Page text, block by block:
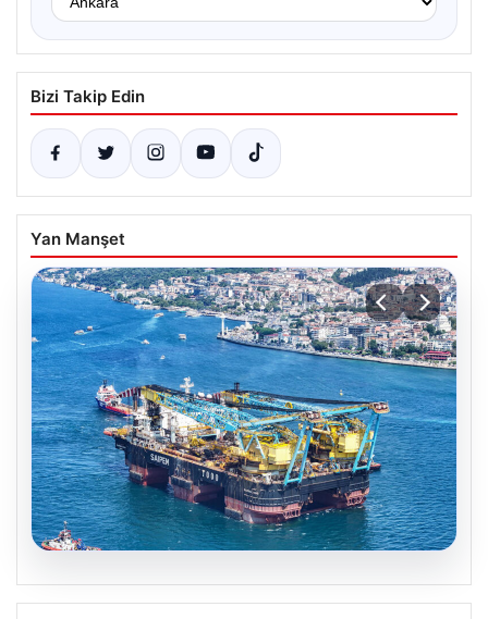
Bizi Takip Edin
Yan Manşet
06.08.2026
İstanbul Boğazı’ndan dev gemi geçti,